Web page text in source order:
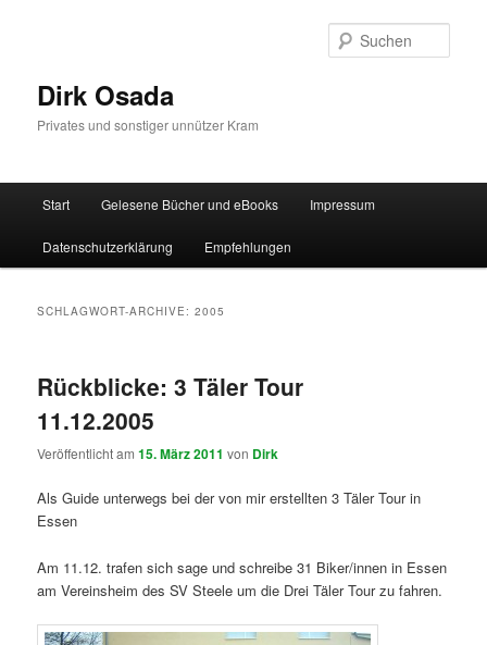
Dirk Osada
Privates und sonstiger unnützer Kram
Start Gelesene Bücher und eBooks Impressum
Datenschutzerklärung Empfehlungen
SCHLAGWORT-ARCHIVE:2005
Rückblicke: 3 Täler Tour
11.12.2005
Veröffentlicht am15. März 2011 von Dirk
Als Guide unterwegs bei der von mir erstellten 3 Täler Tour in
Essen
Am 11.12. trafen sich sage und schreibe 31 Biker/innen in Essen
am Vereinsheim des SV Steele um die Drei Täler Tour zu fahren.